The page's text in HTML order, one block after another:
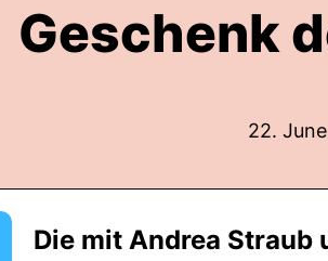
Geschenk
22.